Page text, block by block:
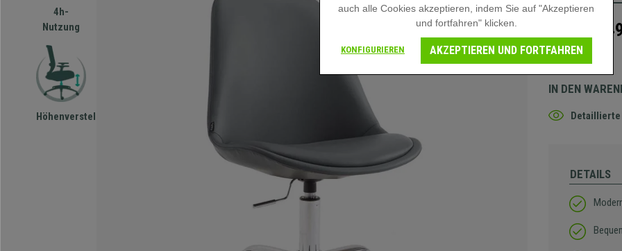
4h-
Nutzung
Höhenverstellbar
Nicht auf Lager
IN DEN
Detaillierte
DETAILS
auch alle Cookies akzeptieren, indem Sie auf "Akzeptieren
und fortfahren" klicken.
KONFIGURIEREN AKZEPTIEREN UND FORTFAHREN